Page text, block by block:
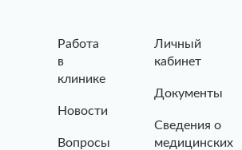
Работа
в
клинике
Новости
Вопросы
Личный
кабинет
Документы
Сведения о
медицинских